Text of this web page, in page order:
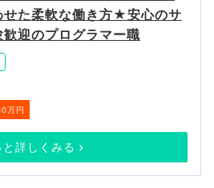
せた柔軟な働き方★安心のサ
迎のプログラマー職
万円
と詳しくみる